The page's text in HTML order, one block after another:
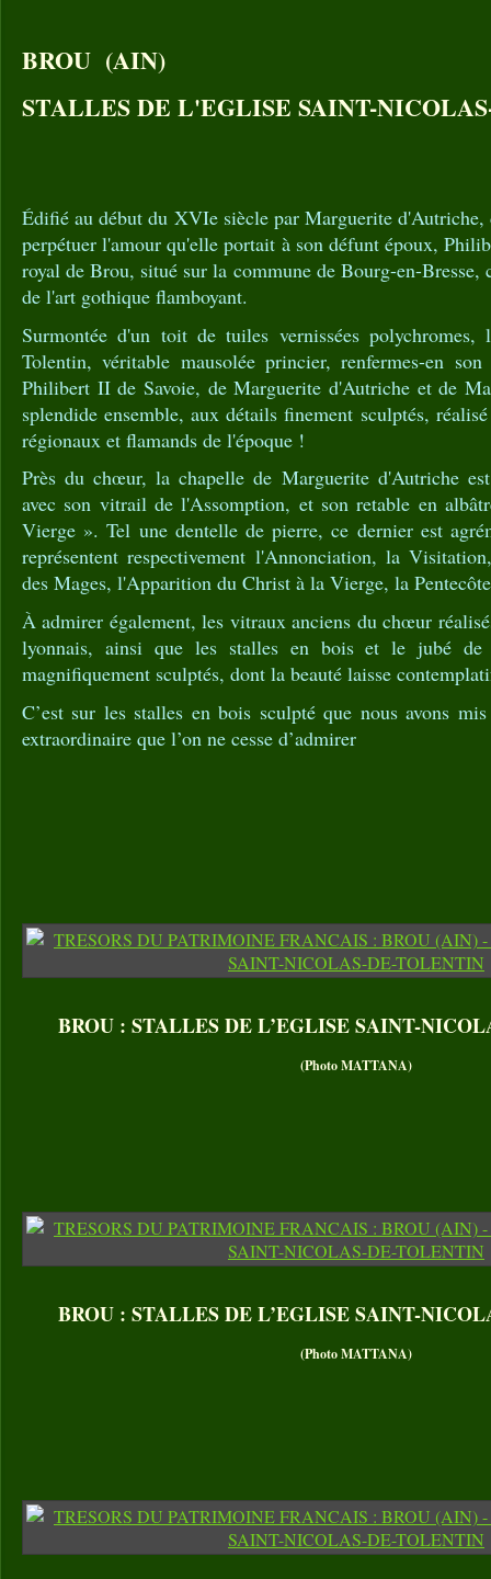
BROU (AIN)
STALLES DE L'EGLISE SAINT-
Édifié au début du XVIe siècle par Marguerite d'Autriche,
perpétuer l'amour qu'elle portait à son défunt époux,
royal de Brou, situé sur la commune de Bourg-en-
de l'art gothique flamboyant.
Surmontée d'un toit de tuiles vernissées polychromes,
Tolentin, véritable mausolée princier, renfermes-en
Philibert II de Savoie, de Marguerite d'Autriche et de
splendide ensemble, aux détails finement sculptés,
régionaux et flamands de l'époque !
Près du chœur, la chapelle de Marguerite d'Autriche
avec son vitrail de l'Assomption, et son retable en
Vierge ». Tel une dentelle de pierre, ce dernier est
représentent respectivement l'Annonciation, la
des Mages, l'Apparition du Christ à la Vierge, la
À admirer également, les vitraux anciens du chœur
lyonnais, ainsi que les stalles en bois et le jubé de
magnifiquement sculptés, dont la beauté laisse
C’est sur les stalles en bois sculpté que nous avons
extraordinaire que l’on ne cesse d’admirer
BROU : STALLES DE L’EGLISE SAINT-
(Photo MATTANA)
BROU : STALLES DE L’EGLISE SAINT-
(Photo MATTANA)